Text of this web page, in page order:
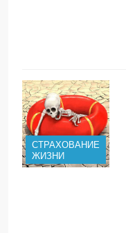
СТРАХОВАНИЕ
ЖИЗНИ